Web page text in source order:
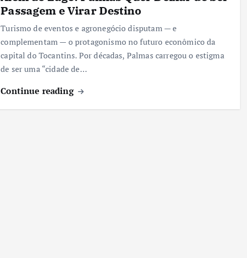
Passagem e Virar Destino
Turismo de eventos e agronegócio disputam — e
complementam — o protagonismo no futuro econômico da
capital do Tocantins. Por décadas, Palmas carregou o estigma
de ser uma “cidade de…
Continue reading